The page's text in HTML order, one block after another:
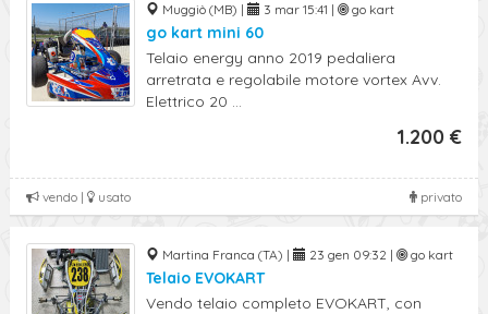
Muggiò (MB) | 3 mar 15:41 | go kart
go kart mini 60
Telaio energy anno 2019 pedaliera
arretrata e regolabile motore vortex Avv.
Elettrico 20 ...
1.200 €
privato
vendo | usato
Martina Franca (TA) | 23 gen 09:32 | go kart
Telaio EVOKART
Vendo telaio completo EVOKART, con